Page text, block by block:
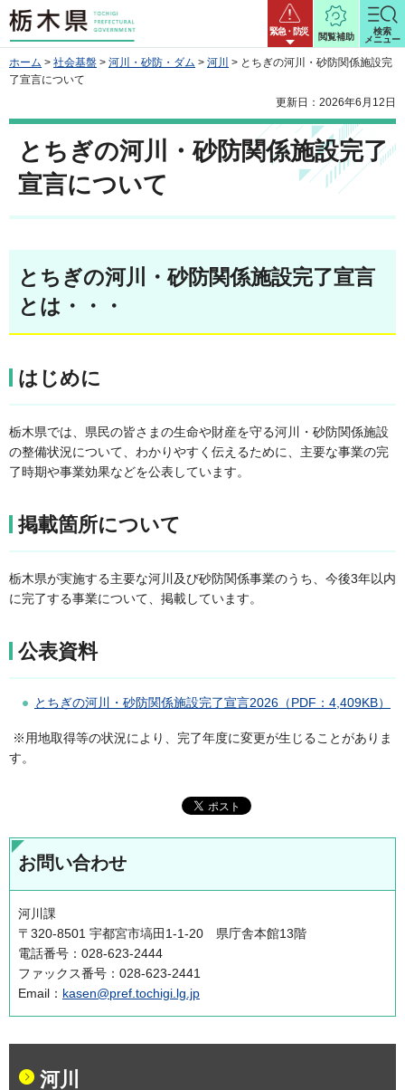
栃木県 緊急・防災
閲覧補助
検索
メニュー
ホーム > 社会基盤 > 河川・砂防・ダム > 河川 > とちぎの河川・砂防関係施設完
了宣言について
更新日：2026年6月12日
とちぎの河川・砂防関係施設完了
宣言について
とちぎの河川・砂防関係施設完了宣言
とは・・・
はじめに
栃木県では、県民の皆さまの生命や財産を守る河川・砂防関係施設
の整備状況について、わかりやすく伝えるために、主要な事業の完
了時期や事業効果などを公表しています。
掲載箇所について
栃木県が実施する主要な河川及び砂防関係事業のうち、今後3年以内
に完了する事業について、掲載しています。
公表資料
とちぎの河川・砂防関係施設完了宣言2026（PDF：4,409KB）
※用地取得等の状況により、完了年度に変更が生じることがありま
す。
お問い合わせ
河川課
〒320-8501 宇都宮市塙田1-1-20 県庁舎本館13階
電話番号：028-623-2444
ファックス番号：028-623-2441
Email： kasen@pref.tochigi.lg.jp
河川